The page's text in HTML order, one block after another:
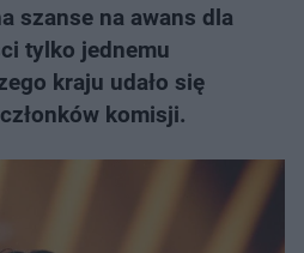
szanse na awans dla
tylko jednemu
kraju udało się
komisji.